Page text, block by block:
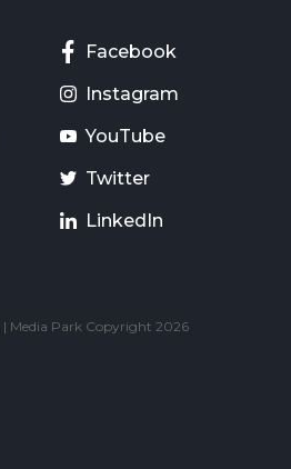
Facebook
Instagram
YouTube
Twitter
LinkedIn
| Media Park Copyright 2026